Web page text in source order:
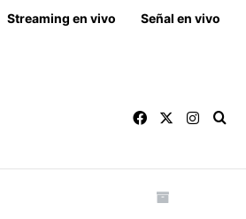
Streaming en vivo Señal en vivo
Facebook